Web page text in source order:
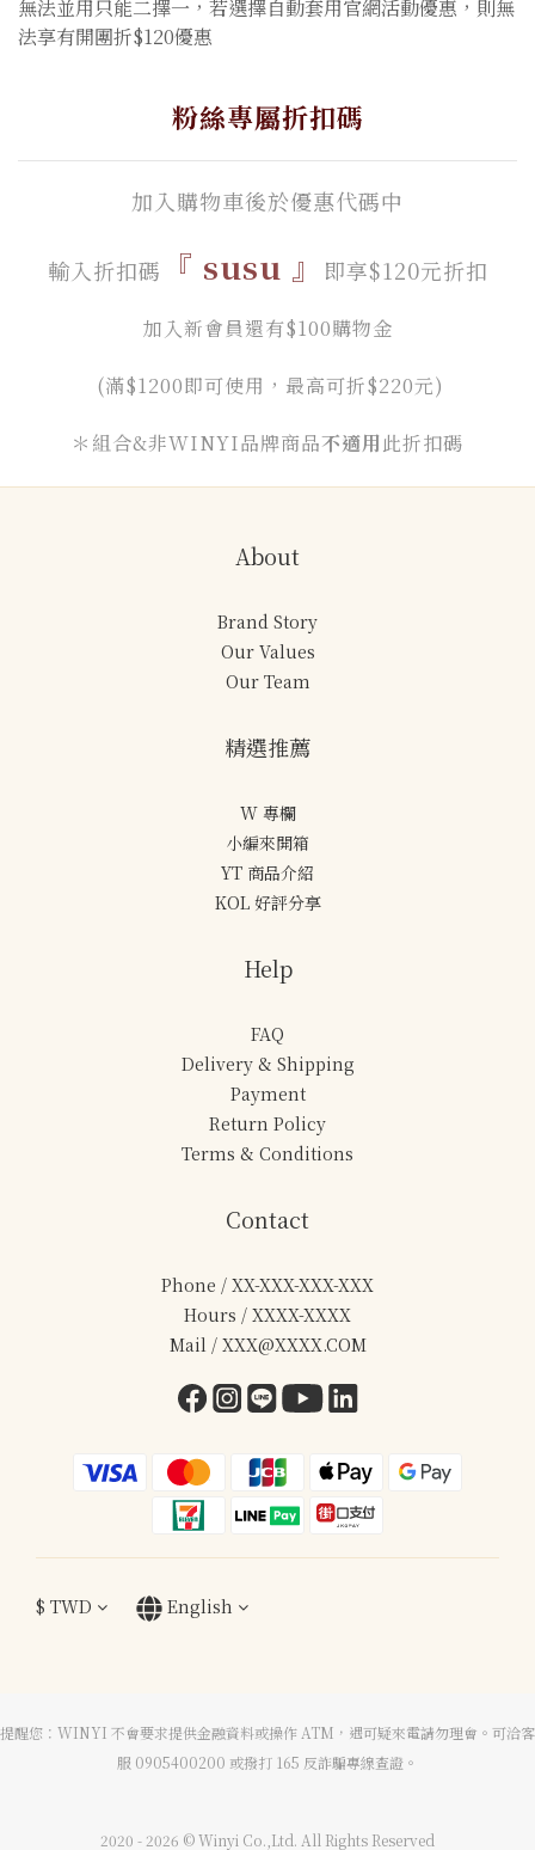
無法並用只能二擇一，若選擇自動套用官網活動優惠，則無
法享有開團折$120優惠
粉絲專屬折扣碼
加入購物車後於優惠代碼中
輸入折扣碼 『 susu 』 即享$120元折扣
加入新會員還有$100購物金
(滿$1200即可使用 ， 最高可折$220元)
＊組合&非WINYI品牌商品不適用 此折扣碼
About
Brand Story
Our Values
Our Team
精選推薦
W 專欄
小編來開箱
YT 商品介紹
KOL 好評分享
Help
FAQ
Delivery & Shipping
Payment
Return Policy
Terms & Conditions
Contact
Phone / XX-XXX-XXX-XXX
Hours / XXXX-XXXX
Mail / XXX@XXXX.COM
$ TWD English
提醒您：WINYI 不會要求提供金融資料或操作 ATM，遇可疑來電請勿理會。可洽客
服 0905400200 或撥打 165 反詐騙專線查證。
2020 - 2026 © Winyi Co.,Ltd. All Rights Reserved